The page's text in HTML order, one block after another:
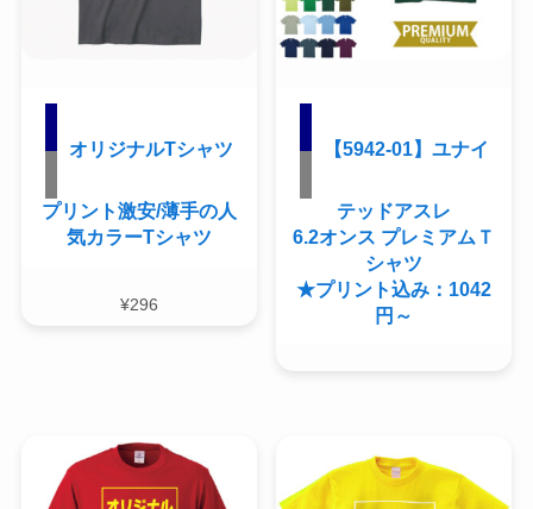
オリジナルTシャツ
プリント激安/薄手の人
気カラーTシャツ
¥296
【5942-01】ユナイ
テッドアスレ
6.2オンス プレミアムＴ
シャツ
★プリント込み：1042
円～